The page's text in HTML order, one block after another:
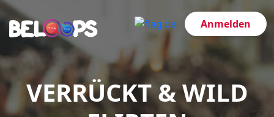
Anmelden
VERRÜCKT & WILD